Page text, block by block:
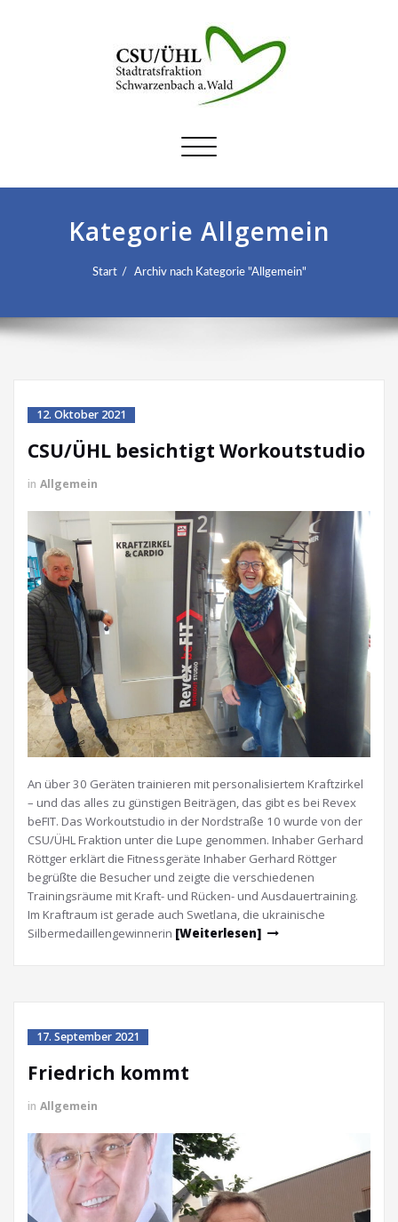
Schalte
Kategorie Allgemein
Start Archiv nach Kategorie "Allgemein"
12. Oktober 2021
CSU/ÜHL besichtigt Workoutstudio
in Allgemein
An über 30 Geräten trainieren mit personalisiertem Kraftzirkel
– und das alles zu günstigen Beiträgen, das gibt es bei Revex
beFIT. Das Workoutstudio in der Nordstraße 10 wurde von der
CSU/ÜHL Fraktion unter die Lupe genommen. Inhaber Gerhard
Röttger erklärt die Fitnessgeräte Inhaber Gerhard Röttger
begrüßte die Besucher und zeigte die verschiedenen
Trainingsräume mit Kraft- und Rücken- und Ausdauertraining.
Im Kraftraum ist gerade auch Swetlana, die ukrainische
Silbermedaillengewinnerin [Weiterlesen]
17. September 2021
Friedrich kommt
in Allgemein